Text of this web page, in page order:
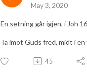
May 3, 2020
En setning går igjen, i Joh
Ta imot Guds fred, midt i
45